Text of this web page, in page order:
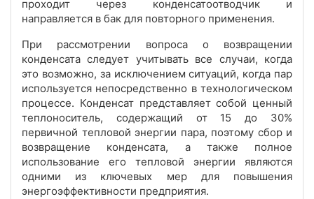
проходит через конденсатоотводчик и
направляется в бак для повторного применения.
При рассмотрении вопроса о возвращении
конденсата следует учитывать все случаи, когда
это возможно, за исключением ситуаций, когда пар
используется непосредственно в технологическом
процессе. Конденсат представляет собой ценный
теплоноситель, содержащий от 15 до 30%
первичной тепловой энергии пара, поэтому сбор и
возвращение конденсата, а также полное
использование его тепловой энергии являются
одними из ключевых мер для повышения
энергоэффективности предприятия.